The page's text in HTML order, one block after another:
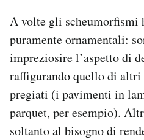
A volte gli scheumorfismi
puramente ornamentali:
impreziosire l’aspetto di
raffigurando quello di
pregiati (i pavimenti in
parquet, per esempio).
soltanto al bisogno di